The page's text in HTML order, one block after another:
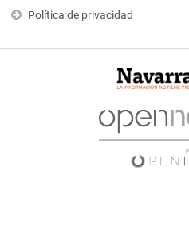
Política de privacidad